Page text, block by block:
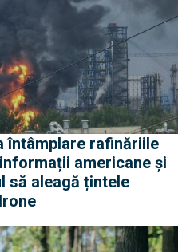
întâmplare rafinăriile
americane și
să aleagă țintele